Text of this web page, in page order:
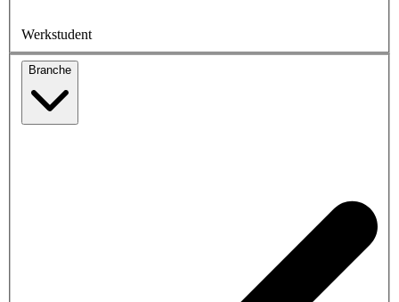
Werkstudent
Branche